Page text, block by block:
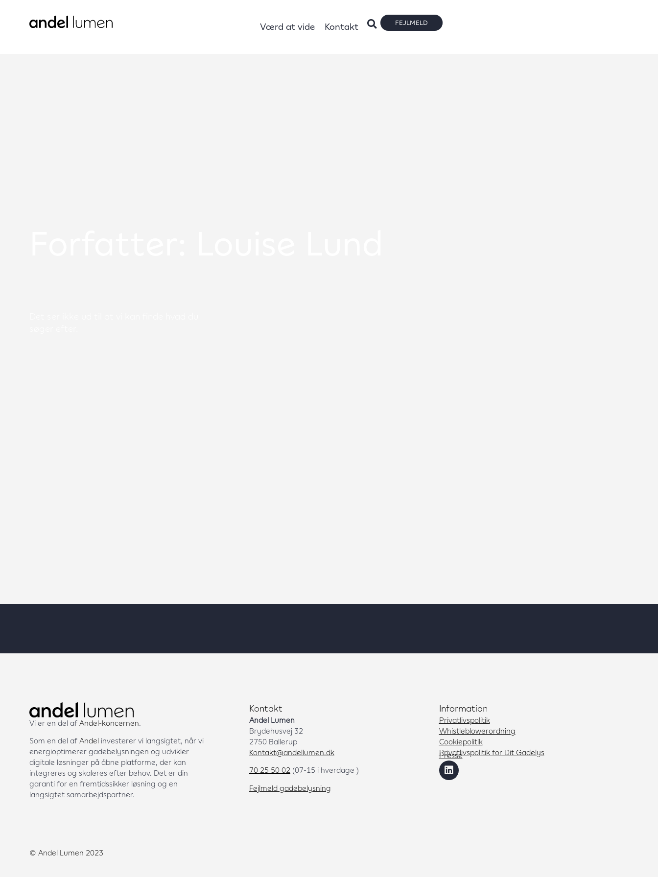
Værd at vide Kontakt FEJLMELD
Vi er en del af Andel-koncernen.
Som en del af Andel investerer vi langsigtet, når vi
energioptimerer gadebelysningen og udvikler
digitale løsninger på åbne platforme, der kan
integreres og skaleres efter behov. Det er din
garanti for en fremtidssikker løsning og en
langsigtet samarbejdspartner.
Kontakt
Andel Lumen
Brydehusvej 32
2750 Ballerup
Kontakt@andellumen.dk
70 25 50 02 (07-15 i hverdage )
Fejlmeld gadebelysning
Information
Privatlivspolitik
Whistleblowerordning
Cookiepolitik
Privatlivspolitik for Dit Gadelys
Presse
© Andel Lumen 2023